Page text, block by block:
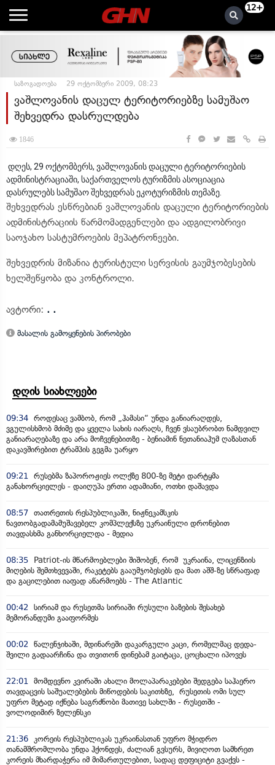
12+
საზოგადოება 29 ოქტომბერი 2009, 08:23
ვაშლოვანის დაცულ ტერიტორიებზე სამუშაო
შეხვედრა დასრულდება
1846
დღეს, 29 ოქტომბერს, ვაშლოვანის დაცული ტერიტორიების
ადმინისტრაციაში, საქართველოს ტურიზმის ასოციაცია
დასრულებს სამუშაო შეხვედრას ეკოტურიზმის თემაზე.
შეხვედრას ესწრებიან ვაშლოვანის დაცული ტერიტორიების
ადმინისტრაციის წარმომადგენლები და ადგილობრივი
საოჯახო სასტუმროების მეპატრონეები.
შეხვედრის მიზანია ტურისტული სერვისის გაუმჯობესების
ხელშეწყობა და კონტროლი.
ავტორი: . .
მასალის გამოყენების პირობები
დღის სიახლეები
09:34 როდესაც ვამბობ, რომ „ჰამასი“ უნდა განიარაღდეს,
ვგულისხმობ მძიმე და ყველა სახის იარაღს, ჩვენ ვსაუბრობთ ნამდვილ
განიარაღებაზე და არა მოჩვენებითზე - ბენიამინ ნეთანიაჰუმ ღაზასთან
დაკავშირებით ტრამპის გეგმა უარყო
09:21 რუსებმა ზაპოროჟიეს ოლქზე 800-ზე მეტი დარტყმა
განახორციელეს - დაიღუპა ერთი ადამიანი, ოთხი დაშავდა
08:57 თათრეთის რესპუბლიკაში, ნიჟნეკამსკის
ნავთობგადამამუშავებელ კომპლექსზე უკრაინული დრონებით
თავდასხმა განხორციელდა - მედია
08:35
Patriot-ის მწარმოებლები შიშობენ, რომ უკრაინა, ლიცენზიის
მიღების შემთხვევაში, რაკეტებს გააუმჯობესებს და მათ აშშ-ზე სწრაფად
და გაცილებით იაფად აწარმოებს - The Atlantic
00:42 სირიამ და რუსეთმა სირიაში რუსული ბაზების შესახებ
მემორანდუმი გააფორმეს
00:02 წალენჯიხაში, მდინარეში დაკარგული კაცი, რომელმაც დედა-
შვილი გადაარჩინა და თვითონ დინებამ გაიტაცა, ცოცხალი იპოვეს
22:01 მომდევნო კვირაში ახალი მოლაპარაკებები შედგება საჰაერო
თავდაცვის საშუალებების მიწოდების საკითხზე, რუსეთის ომი სულ
უფრო მეტად იქნება საგრძნობი მათივე სახლში - რუსეთში -
ვოლოდიმირ ზელენსკი
21:36 კორეის რესპუბლიკას უკრაინასთან უფრო მჭიდრო
თანამშრომლობა უნდა ჰქონდეს, ძალიან გვსურს, მივიღოთ სამხრეთ
კორეის მხარდაჭერა იმ მიმართულებით, სადაც დეფიციტი გვაქვს -